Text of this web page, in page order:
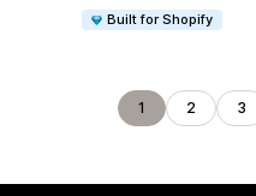
Built for Shopify
1 2 3